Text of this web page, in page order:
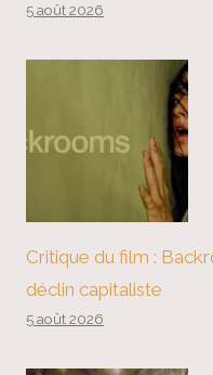
5 août 2026
Critique du film :
déclin capitaliste
5 août 2026